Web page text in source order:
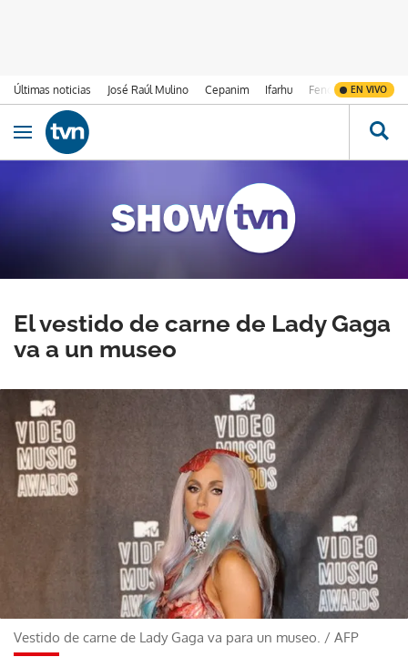
Últimas noticias José Raúl Mulino Cepanim Ifarhu Fenómeno de El
EN VIVO
Ir al contenido
Obrir navegació
El vestido de carne de Lady Gaga
va a un museo
Vestido de carne de Lady Gaga va para un museo. / AFP